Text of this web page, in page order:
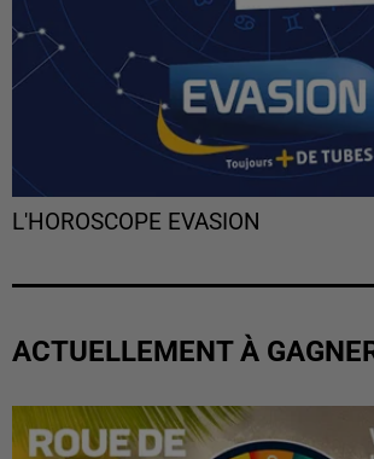
L'HOROSCOPE EVASION
ACTUELLEMENT À